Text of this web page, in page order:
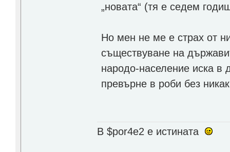
„новата“ (тя е седем
Но мен не ме е страх от
съществуване на
народо-население иска в
превърне в роби без
В $por4e2 e истината